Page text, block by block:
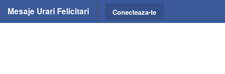
Mesaje Urari Felicitari Conecteaza-te